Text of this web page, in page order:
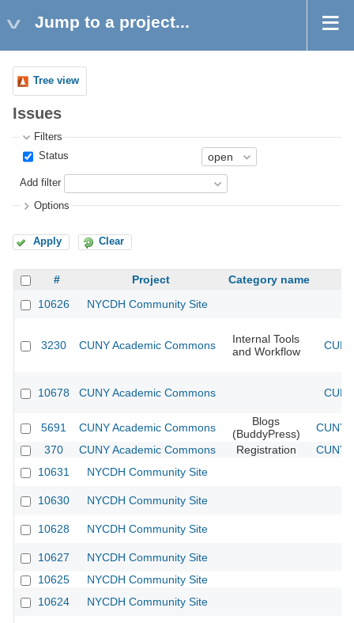
Jump to a project...
Tree view
Issues
Filters
Status
Add filter
Options
Apply Clear
# Project
Category name
10626
NYCDH Community Site
3230 CUNY Academic Commons
Internal Tools
and Workflow
10678 CUNY Academic Commons
5691 CUNY Academic Commons
Blogs
(BuddyPress)
CUNY
370
CUNY Academic Commons Registration
CUNY
10631
NYCDH Community Site
10630 NYCDH Community Site
10628 NYCDH Community Site
10627
NYCDH Community Site
10625
NYCDH Community Site
10624
NYCDH Community Site